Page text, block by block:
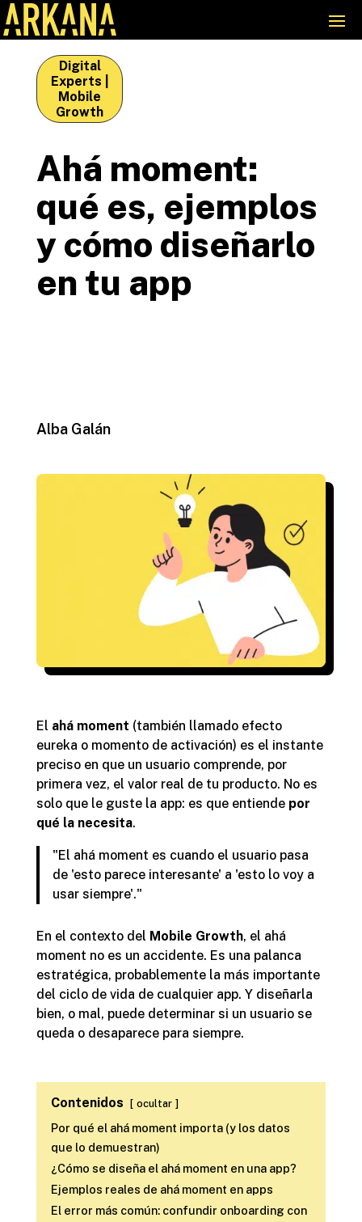
Digital
Experts
Mobile
Growth
Ahá moment:
qué es, ejemplos
y cómo diseñarlo
en tu app
Alba Galán
El ahá moment (también llamado efecto
eureka o momento de activación) es el instante
preciso en que un usuario comprende, por
primera vez, el valor real de tu producto. No es
solo que le guste la app: es que entiende por
qué la necesita.
"El ahá moment es cuando el usuario pasa
de 'esto parece interesante' a 'esto lo voy a
usar siempre'."
En el contexto del Mobile Growth, el ahá
moment no es un accidente. Es una palanca
estratégica, probablemente la más importante
del ciclo de vida de cualquier app. Y diseñarla
bien, o mal, puede determinar si un usuario se
queda o desaparece para siempre.
Contenidos ocultar
Por qué el ahá moment importa (y los datos
que lo demuestran)
¿Cómo se diseña el ahá moment en una app?
Ejemplos reales de ahá moment en apps
El error más común: confundir onboarding con